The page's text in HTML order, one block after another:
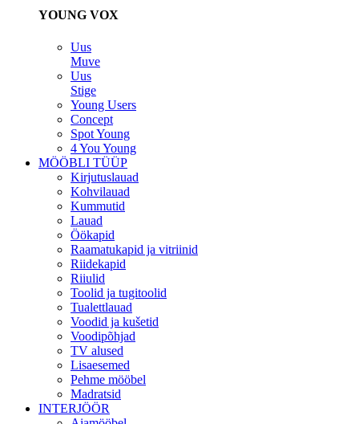
YOUNG VOX
Uus
Muve
Uus
Stige
Young Users
Concept
Spot Young
4 You Young
MÖÖBLI TÜÜP
Kirjutuslauad
Kohvilauad
Kummutid
Lauad
Öökapid
Raamatukapid ja vitriinid
Riidekapid
Riiulid
Toolid ja tugitoolid
Tualettlauad
Voodid ja kušetid
Voodipõhjad
TV alused
Lisaesemed
Pehme mööbel
Madratsid
INTERJÖÖR